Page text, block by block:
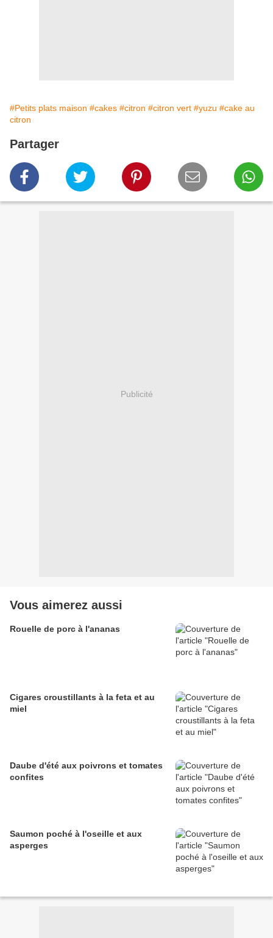
#Petits plats maison #cakes #citron #citron vert #yuzu #cake au
citron
Partager
Publicité
Vous aimerez aussi
Rouelle de porc à l'ananas
Cigares croustillants à la feta et au
miel
Daube d'été aux poivrons et tomates
confites
Saumon poché à l'oseille et aux
asperges